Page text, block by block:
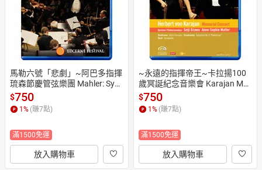
馬勒六號「悲劇」~阿巴多指揮
琉森節慶管弦樂團 Mahler: Sym
phony No.6 (藍光Blu-ray) 【Eu
roArts】
$750
1 % (賺7點)
滿1500免運
放入購物車
~永遠的指揮帝王~卡拉揚100
歲冥誕紀念音樂會 Karajan Me
morial Concert (藍光Blu-ray)
【EuroArts】
$750
1 % (賺7點)
滿1500免運
放入購物車